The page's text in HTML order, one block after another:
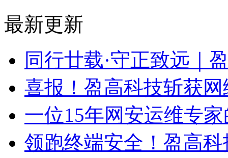
最新更新
同行廿载·守正致远｜
喜报！盈高科技斩获
一位15年网安运维专
领跑终端安全！盈高